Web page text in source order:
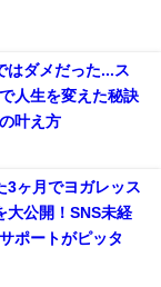
はダメだった...ス
人生を変えた秘訣
叶え方
3ヶ月でヨガレッス
大公開！SNS未経
ポートがピッタ